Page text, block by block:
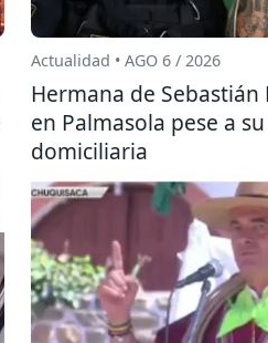
Actualidad • AGO 6 / 2026
Hermana de Sebastián
en Palmasola pese a
domiciliaria